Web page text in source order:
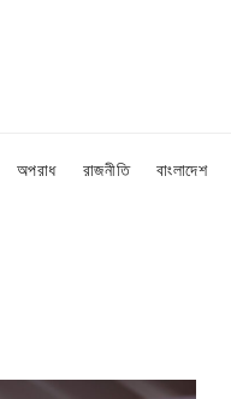
অপরাধ রাজনীতি বাংলাদেশ